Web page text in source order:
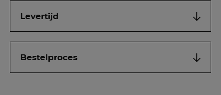
Levertijd
Bestelproces